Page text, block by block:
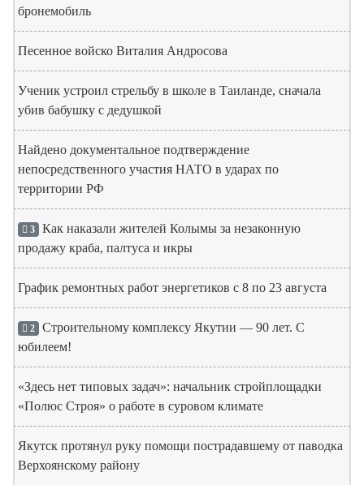
бронемобиль
Песенное войско Виталия Андросова
Ученик устроил стрельбу в школе в Таиланде, сначала
убив бабушку с дедушкой
Найдено документальное подтверждение
непосредственного участия НАТО в ударах по
территории РФ
3 Как наказали жителей Колымы за незаконную
продажу краба, палтуса и икры
График ремонтных работ энергетиков с 8 по 23 августа
2 Строительному комплексу Якутии — 90 лет. С
юбилеем!
«Здесь нет типовых задач»: начальник стройплощадки
«Полюс Строя» о работе в суровом климате
Якутск протянул руку помощи пострадавшему от паводка
Верхоянскому району